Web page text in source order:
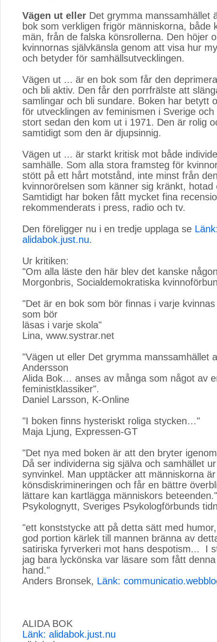
Vägen ut eller Det grymma manssamhället
bok som verkligen frigör människorna, både
män, från de falska könsrollerna. Den höjer
kvinnornas självkänsla genom att visa hur
och betyder för samhällsutvecklingen.
Vägen ut ... är en bok som får den
och bli aktiv. Den får den porrfrälste att
samlingar och bli sundare. Boken har betytt
för utvecklingen av feminismen i Sverige
stort sedan den kom ut i 1971. Den är rolig
samtidigt som den är djupsinnig.
Vägen ut ... är starkt kritisk mot både
samhälle. Som alla stora framsteg för
stött på ett hårt motstånd, inte minst från
kvinnorörelsen som känner sig kränkt, hotad
Samtidigt har boken fått mycket fina
rekommenderats i press, radio och tv.
Den föreligger nu i en tredje upplaga se
alidabok.just.nu.
Ur kritiken:
"Om alla läste den här blev det kanske
Morgonbris, Socialdemokratiska
"Det är en bok som bör finnas i varje
som bör
läsas i varje skola"
Lina, www.systrar.net
"Vägen ut eller Det grymma manssamhället
Andersson
Alida Bok… anses av många som något av
feministklassiker".
Daniel Larsson, K-Online
"I boken finns hysteriskt roliga stycken…"
Maja Ljung, Expressen-GT
"Det nya med boken är att den bryter
Då ser individerna sig själva och samhället
synvinkel. Man upptäcker att människorna
könsdiskrimineringen och får en bättre
lättare kan kartlägga människors beteenden."
Psykolognytt, Sveriges Psykologförbunds
"ett konststycke att på detta sätt med
god portion kärlek till mannen bränna av
satiriska fyrverkeri mot hans despotism... I
jag bara lyckönska var läsare som fått
hand."
Anders Bronsek, Länk:
ALIDA BOK
Länk: alidabok.just.nu